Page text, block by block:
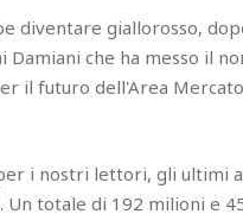
diventare giallorosso,
Damiani che ha messo il
il futuro dell'Area
i nostri lettori, gli ultimi
totale di 192 milioni e